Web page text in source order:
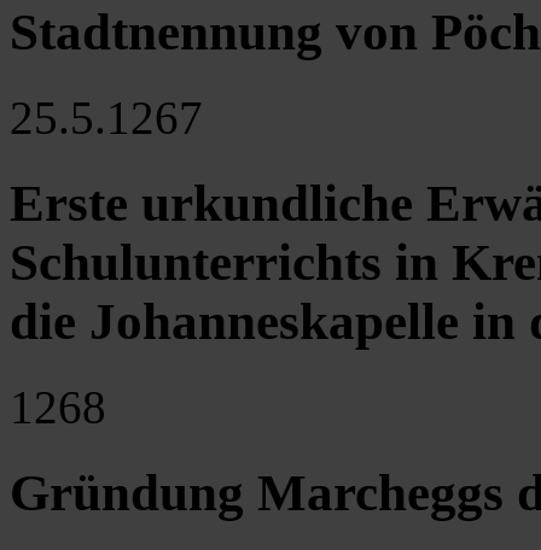
Stadtnennung von
25.5.1267
Erste urkundliche
Schulunterrichts in
die Johanneskapelle in
1268
Gründung